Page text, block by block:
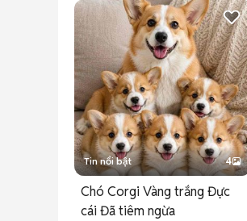
Tin nổi bật 4
Chó Corgi Vàng trắng Đực
cái Đã tiêm ngừa